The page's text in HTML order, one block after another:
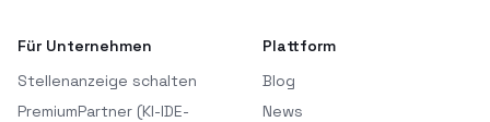
Für Unternehmen
Stellenanzeige schalten
PremiumPartner (KI-IDE-
Plattform
Blog
News